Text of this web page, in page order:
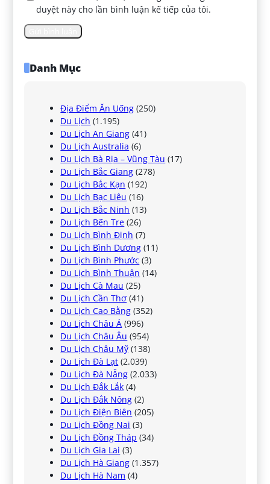
duyệt này cho lần bình luận kế tiếp của tôi.
Danh Mục
Địa Điểm Ăn Uống (250)
Du Lịch (1.195)
Du Lịch An Giang (41)
Du Lịch Australia (6)
Du Lịch Bà Rịa – Vũng Tàu (17)
Du Lịch Bắc Giang (278)
Du Lịch Bắc Kạn (192)
Du Lịch Bạc Liêu (16)
Du Lịch Bắc Ninh (13)
Du Lịch Bến Tre (26)
Du Lịch Bình Định (7)
Du Lịch Bình Dương (11)
Du Lịch Bình Phước (3)
Du Lịch Bình Thuận (14)
Du Lịch Cà Mau (25)
Du Lịch Cần Thơ (41)
Du Lịch Cao Bằng (352)
Du Lịch Châu Á (996)
Du Lịch Châu Âu (954)
Du Lịch Châu Mỹ (138)
Du Lịch Đà Lạt (2.039)
Du Lịch Đà Nẵng (2.033)
Du Lịch Đắk Lắk (4)
Du Lịch Đắk Nông (2)
Du Lịch Điện Biên (205)
Du Lịch Đồng Nai (3)
Du Lịch Đồng Tháp (34)
Du Lịch Gia Lai (3)
Du Lịch Hà Giang (1.357)
Du Lịch Hà Nam (4)